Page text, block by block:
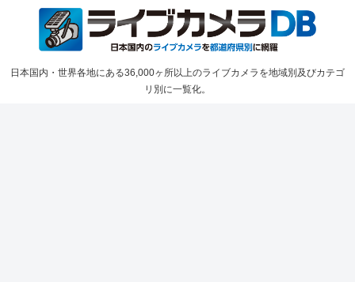
日本国内・世界各地にある36,000ヶ所以上のライブカメラを地域別及びカテゴ
リ別に一覧化。